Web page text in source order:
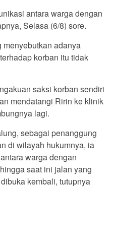
antara warga dengan
Selasa (6/8) sore.
adanya
korban itu tidak
saksi korban sendiri
mendatangi Ririn ke klinik
lagi.
sebagai penanggung
di wilayah hukumnya, ia
warga dengan
saat ini jalan yang
kembali, tutupnya